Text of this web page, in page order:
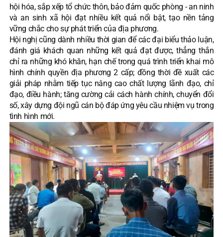
hội hóa, sắp xếp tổ chức thôn, bảo đảm quốc phòng - an ninh
và an sinh xã hội đạt nhiều kết quả nổi bật, tạo nền tảng
vững chắc cho sự phát triển của địa phương.
Hội nghị cũng dành nhiều thời gian để các đại biểu thảo luận,
đánh giá khách quan những kết quả đạt được, thẳng thắn
chỉ ra những khó khăn, hạn chế trong quá trình triển khai mô
hình chính quyền địa phương 2 cấp; đồng thời đề xuất các
giải pháp nhằm tiếp tục nâng cao chất lượng lãnh đạo, chỉ
đạo, điều hành; tăng cường cải cách hành chính, chuyển đổi
số, xây dựng đội ngũ cán bộ đáp ứng yêu cầu nhiệm vụ trong
tình hình mới.